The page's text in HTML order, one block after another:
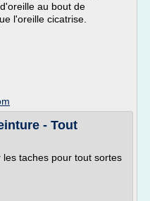
au bout de
l'oreille cicatrise.
- Tout
taches pour tout sortes